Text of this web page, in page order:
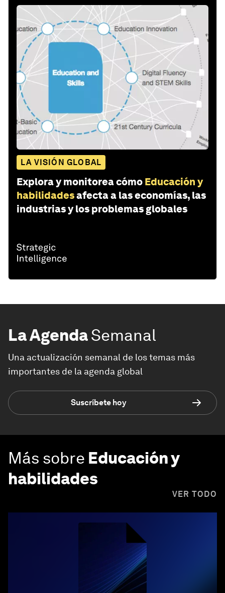
LA VISIÓN GLOBAL
Explora y monitorea cómo Educación y
habilidadesafecta a las economías, las
industrias y los problemas globales
La AgendaSemanal
Una actualización semanal de los temas más
importantes de la agenda global
Suscríbete hoy
Más sobre Educación y
habilidades
VER TODO